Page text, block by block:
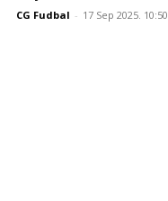
CG Fudbal - 17 Sep 2025. 10:50